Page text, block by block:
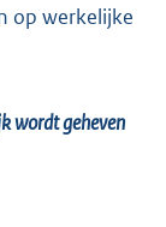
op werkelijke
wordt geheven